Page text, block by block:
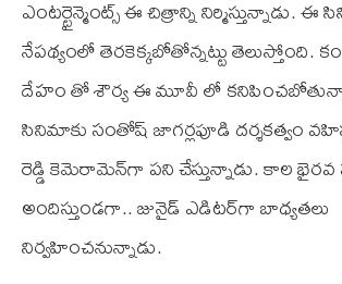
ఎంటర్టైన్మెంట్స్‌ ఈ చిత్రాన్ని నిర్మిస్తున్నాడు.
నేపథ్యంలో తెరకెక్కబోతోన్నట్టు తెలుస్తోంది.
దేహం తో శౌర్య ఈ మూవీ లో
సినిమాకు సంతోష్ జాగర్లపూడి దర్శకత్వం
రెడ్డి కెమెరామెన్‌గా పని చేస్తున్నాడు. కాల
అందిస్తుండగా.. జునైడ్ ఎడిటర్‌గా బాధ్యతలు
నిర్వహించనున్నాడు.